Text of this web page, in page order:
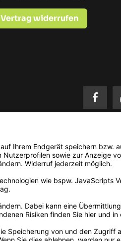
Vertrag widerrufen